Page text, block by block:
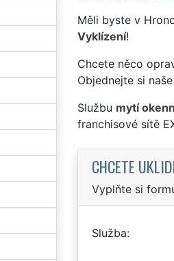
Měli byste v
Vyklízení!
Chcete něco
Objednejte si naše
Službu mytí
franchisové sítě
CHCETE
Vyplňte si
Služba